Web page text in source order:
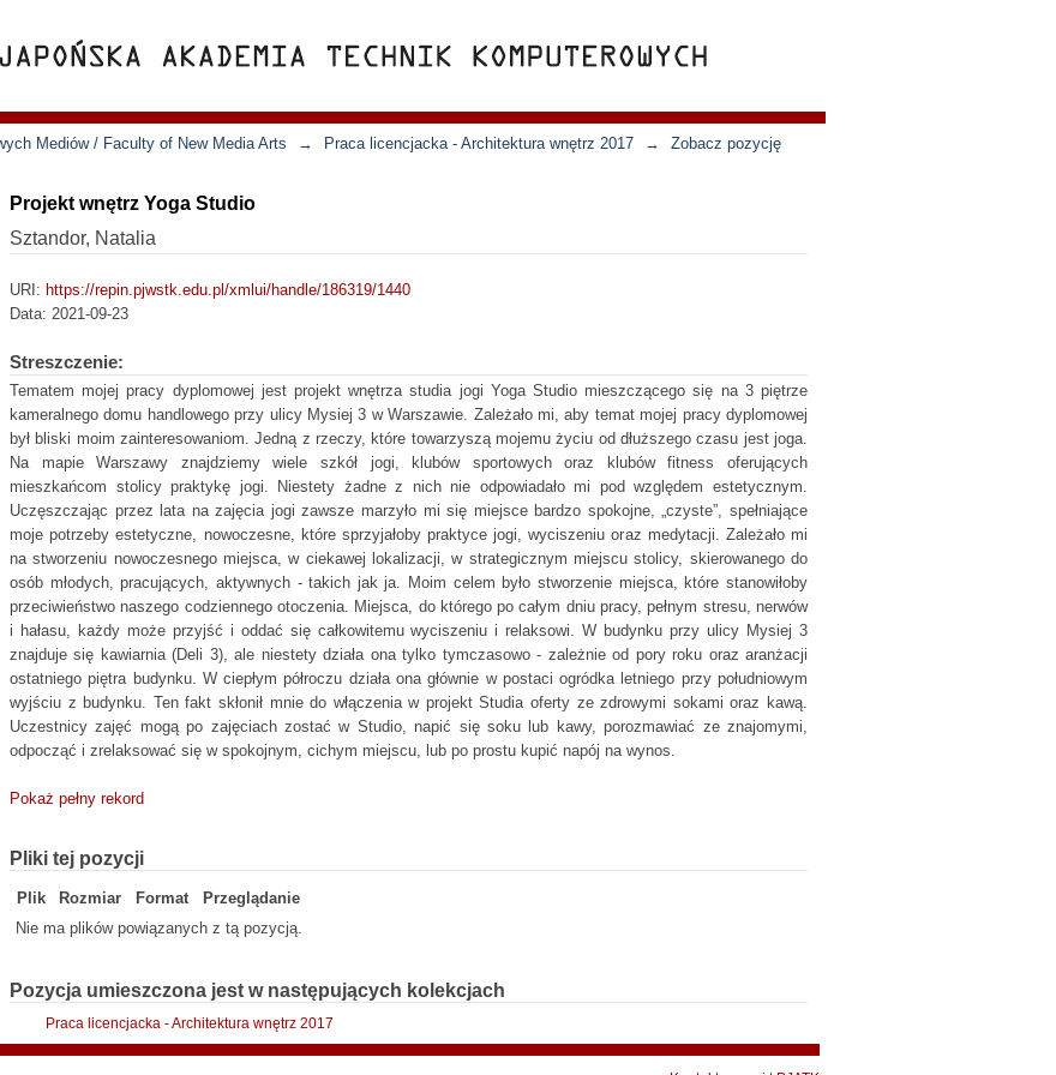
Mediów / Faculty of New Media Arts → Praca licencjacka - Architektura wnętrz 2017 → Zobacz pozycję
Projekt wnętrz Yoga Studio
Sztandor, Natalia
URI: https://repin.pjwstk.edu.pl/xmlui/handle/186319/1440
Data: 2021-09-23
Streszczenie:
Tematem mojej pracy dyplomowej jest projekt wnętrza studia jogi Yoga Studio mieszczącego się na 3 piętrze
kameralnego domu handlowego przy ulicy Mysiej 3 w Warszawie. Zależało mi, aby temat mojej pracy dyplomowej
był bliski moim zainteresowaniom. Jedną z rzeczy, które towarzyszą mojemu życiu od dłuższego czasu jest joga.
Na mapie Warszawy znajdziemy wiele szkół jogi, klubów sportowych oraz klubów fitness oferujących
mieszkańcom stolicy praktykę jogi. Niestety żadne z nich nie odpowiadało mi pod względem estetycznym.
Uczęszczając przez lata na zajęcia jogi zawsze marzyło mi się miejsce bardzo spokojne, „czyste”, spełniające
moje potrzeby estetyczne, nowoczesne, które sprzyjałoby praktyce jogi, wyciszeniu oraz medytacji. Zależało mi
na stworzeniu nowoczesnego miejsca, w ciekawej lokalizacji, w strategicznym miejscu stolicy, skierowanego do
osób młodych, pracujących, aktywnych - takich jak ja. Moim celem było stworzenie miejsca, które stanowiłoby
przeciwieństwo naszego codziennego otoczenia. Miejsca, do którego po całym dniu pracy, pełnym stresu, nerwów
i hałasu, każdy może przyjść i oddać się całkowitemu wyciszeniu i relaksowi. W budynku przy ulicy Mysiej 3
znajduje się kawiarnia (Deli 3), ale niestety działa ona tylko tymczasowo - zależnie od pory roku oraz aranżacji
ostatniego piętra budynku. W ciepłym półroczu działa ona głównie w postaci ogródka letniego przy południowym
wyjściu z budynku. Ten fakt skłonił mnie do włączenia w projekt Studia oferty ze zdrowymi sokami oraz kawą.
Uczestnicy zajęć mogą po zajęciach zostać w Studio, napić się soku lub kawy, porozmawiać ze znajomymi,
odpocząć i zrelaksować się w spokojnym, cichym miejscu, lub po prostu kupić napój na wynos.
Pokaż pełny rekord
Pliki tej pozycji
Plik Rozmiar Format
Przeglądanie
Nie ma plików powiązanych z tą pozycją.
Pozycja umieszczona jest w następujących kolekcjach
Praca licencjacka - Architektura wnętrz 2017